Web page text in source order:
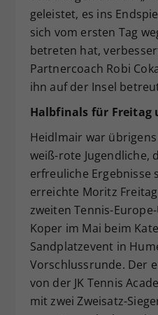
geleistet, es ins
sich vom ersten Tag
betreten hat,
Partnercoach Robi
ihn auf der Insel
Halbfinals für Freitag
Heidlmair war
weiß-rote Jugendliche,
erfreuliche Ergebnisse
erreichte Moritz
zweiten Tennis-
Koper im Mai beim
Sandplatzevent in
Vorschlussrunde. Der
von der JK Tennis
mit zwei Zweisatz-